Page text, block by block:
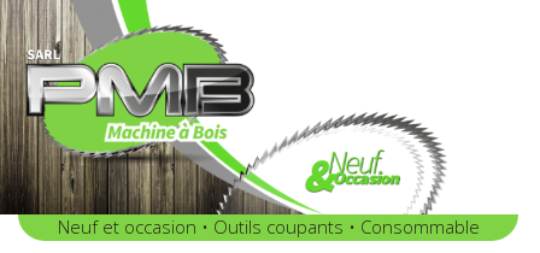
Neuf et occasion • Outils coupants • Consommable